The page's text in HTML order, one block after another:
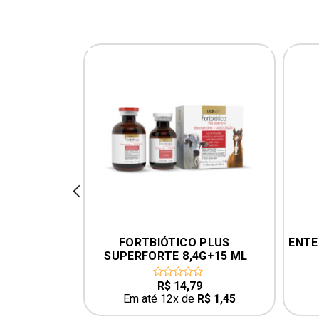
FORTBIÓTICO PLUS
SUPERFORTE 8,4G+15 ML
0
out
of
5
R$14,79
Em até 12x de R$ 1,45
prev